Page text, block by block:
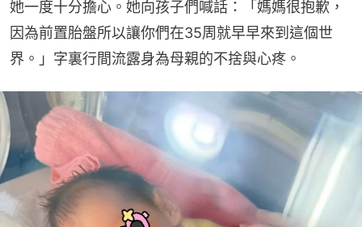
她一度十分擔心。她向孩子們喊話：「媽媽很抱歉，
因為前置胎盤所以讓你們在35周就早早來到這個世
界。」字裏行間流露身為母親的不捨與心疼。